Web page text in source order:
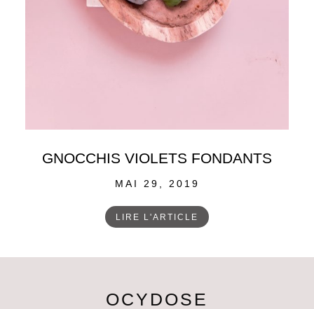
GNOCCHIS VIOLETS FONDANTS
POSTED
MAI 29, 2019
LIRE L'ARTICLE
OCYDOSE